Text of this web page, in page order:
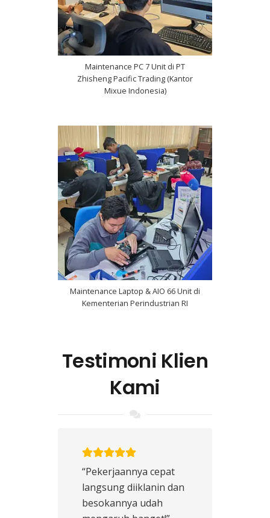
Maintenance PC 7 Unit di PT
Zhisheng Pacific Trading (Kantor
Mixue Indonesia)
Maintenance Laptop & AIO 66 Unit di
Kementerian Perindustrian RI
Testimoni Klien
Kami
“Pekerjaannya cepat
langsung diiklanin dan
besokannya udah